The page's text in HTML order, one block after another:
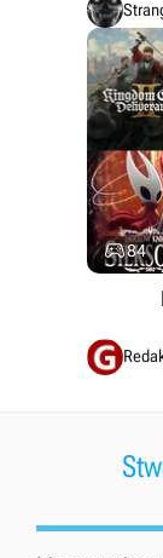
84